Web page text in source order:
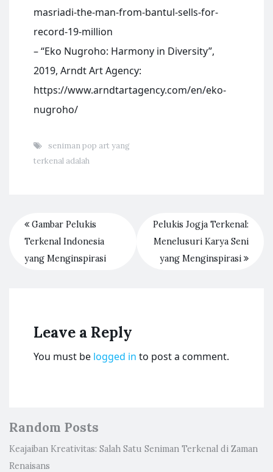
masriadi-the-man-from-bantul-sells-for-
record-19-million
– “Eko Nugroho: Harmony in Diversity”,
2019, Arndt Art Agency:
https://www.arndtartagency.com/en/eko-
nugroho/
seniman pop art yang
terkenal adalah
Gambar Pelukis
Terkenal Indonesia
yang Menginspirasi
Pelukis Jogja Terkenal:
Menelusuri Karya Seni
yang Menginspirasi
Leave a Reply
You must be logged in to post a comment.
Random Posts
Keajaiban Kreativitas: Salah Satu Seniman Terkenal di Zaman
Renaisans